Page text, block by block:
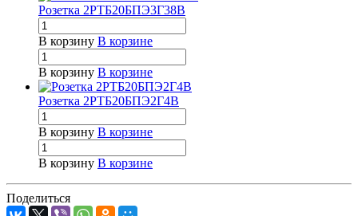
Розетка 2РТБ20БПЭ3Г38В
В корзину В корзине
В корзину В корзине
Розетка 2РТБ20БПЭ2Г4В
В корзину В корзине
В корзину В корзине
Поделиться